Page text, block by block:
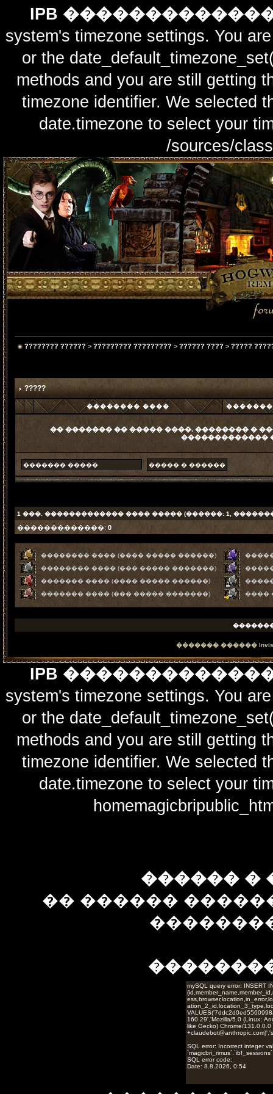
IPB
system's timezone settings. You
or the
methods and you are still getting
timezone identifier. We selected
date.timezone to select
/sources/
???????? ?????? > ????????? ????????? > ?????? ???? > ?????
?????
�������� ���� �������
�� ������� �� ����� ����. �������� �
�������������
1 ���. ������������� ���� ����� (������: 1,
�������������: 0
�������� ���� (���� ����� ������)
�������� ���� (��� ����� �������)
������� ���� (���� ����� ������)
������� ���� (��� ����� �������)
����
������� ������
IPB
system's timezone settings. You
or the
methods and you are still getting
timezone identifier. We selected
date.timezone to select
������ �
�� ������